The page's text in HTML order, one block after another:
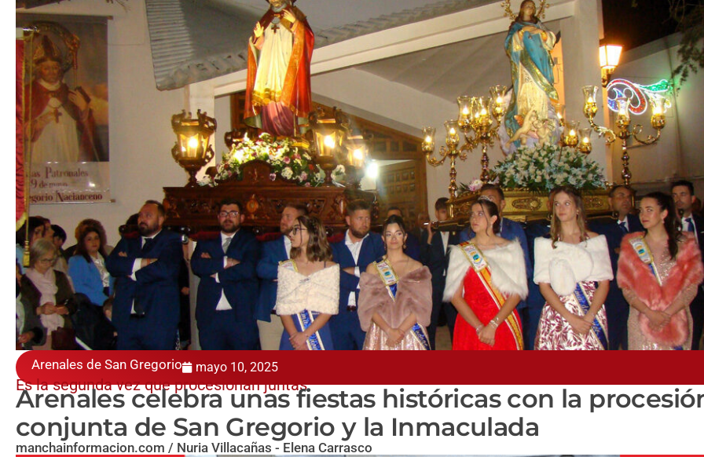
Arenales de San Gregorio mayo 10, 2025
Es la segunda vez que procesionan juntas
Arenales celebra unas fiestas históricas con la
conjunta de San Gregorio y la Inmaculada
manchainformacion.com / Nuria Villacañas - Elena Carrasco